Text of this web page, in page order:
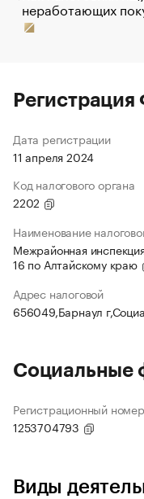
неработающих
Дата регистрации
11 апреля 2024
Код налогового органа
2202
Наименование
Межрайонная
16 по Алтайскому краю
Адрес налоговой
656049,Барнаул
Социальные
Регистрационный
1253704793
Виды